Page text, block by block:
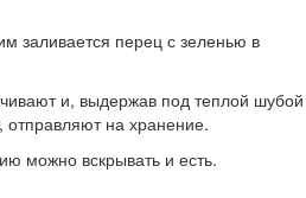
заливается перец с зеленью в
и, выдержав под теплой шубой
на хранение.
можно вскрывать и есть.